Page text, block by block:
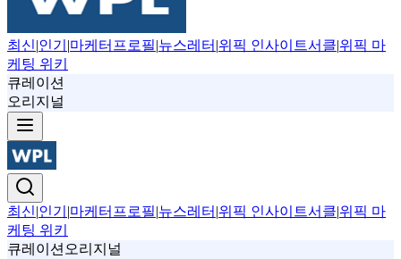
최신|인기 |마케터프로필|뉴스레터 |위픽 인사이트서클|위픽 마
케팅 위키
큐레이션
오리지널
최신|인기 |마케터프로필|뉴스레터 |위픽 인사이트서클|위픽 마
케팅 위키
큐레이션 오리지널